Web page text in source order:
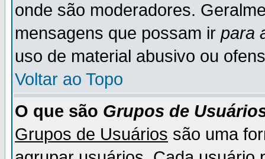
onde são moderadores.
mensagens que possam ir para
uso de material abusivo ou
Voltar ao Topo
O que são Grupos de
Grupos de Usuários são uma